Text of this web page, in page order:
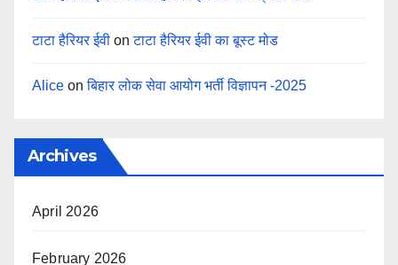
टाटा हैरियर ईवी onटाटा हैरियर ईवी का बूस्ट मोड
Alice onबिहार लोक सेवा आयोग भर्ती विज्ञापन -2025
Archives
April 2026
February 2026